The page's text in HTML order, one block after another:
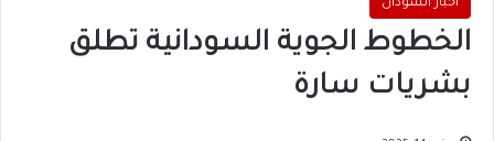
اخبار السودان
الخطوط الجوية السودانية تطلق
بشريات سارة